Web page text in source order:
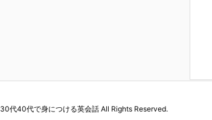
30代40代で身につける英会話 All Rights Reserved.